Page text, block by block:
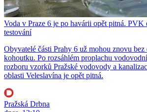
Voda v Praze 6 je po havárii opět pitná.
testování
Obyvatelé části Prahy 6 už mohou znovu
kohoutku. Po rozsáhlém proplachu
rozboru vzorků Pražské vodovody a
oblasti Veleslavína je opět pitná.
Pražská Drbna